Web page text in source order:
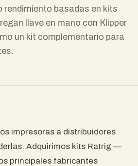
rendimiento basadas en kits
llave en mano con Klipper
un kit complementario para
impresoras a distribuidores
Adquirimos kits Ratrig —
principales fabricantes